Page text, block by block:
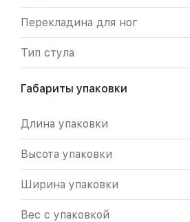
Перекладина для ног
Тип стула
Габариты упаковки
Длина упаковки
Высота упаковки
Ширина упаковки
Вес с упаковкой